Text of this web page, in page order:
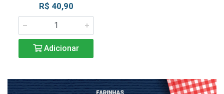
R$ 40,90
Adicionar